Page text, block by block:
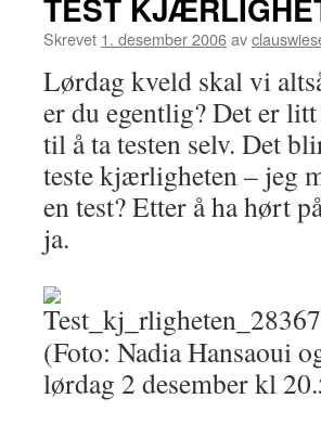
TEST
Skrevet 1. desember 2006av
Lørdag kveld skal vi
er du egentlig? Det er
til å ta testen selv. Det
teste kjærligheten – jeg
en test? Etter å ha hørt
ja.
(Foto: Nadia Hansaoui
lørdag 2 desember kl